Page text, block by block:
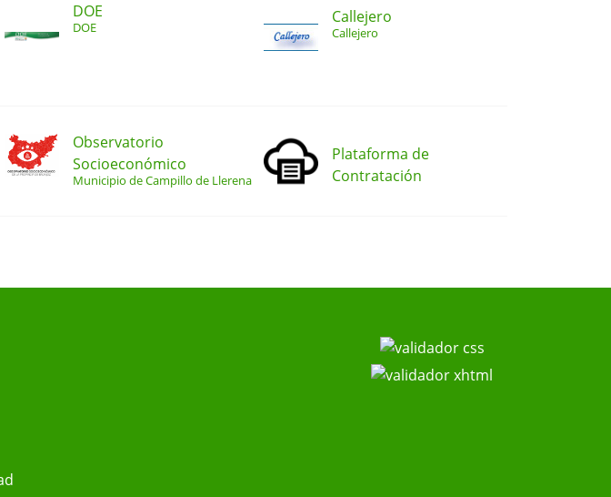
DOE
DOE
Callejero
Callejero
Observatorio
Socioeconómico
Municipio de Campillo de Llerena
Plataforma de
Contratación